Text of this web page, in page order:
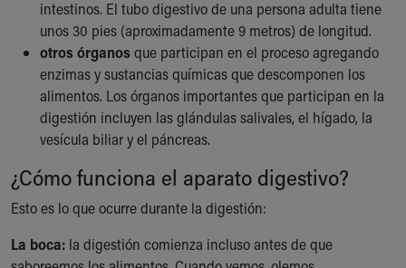
Safe Sleep
About Akron Children's Pediatrics
Who We Are
Building a Brighter Future
Our Mission, Vision, Promise
Calendar of Events
Community Mission
Connect With Us
Newsroom
Our Leadership
Quality and Patient Safety
intestinos. El tubo digestivo de una persona adulta tiene
unos 30 pies (aproximadamente 9 metros) de longitud.
otros órganos que participan en el proceso agregando
enzimas y sustancias químicas que descomponen los
alimentos. Los órganos importantes que participan en la
digestión incluyen las glándulas salivales, el hígado, la
vesícula biliar y el páncreas.
¿Cómo funciona el aparato digestivo?
Esto es lo que ocurre durante la digestión:
La boca: la digestión comienza incluso antes de que